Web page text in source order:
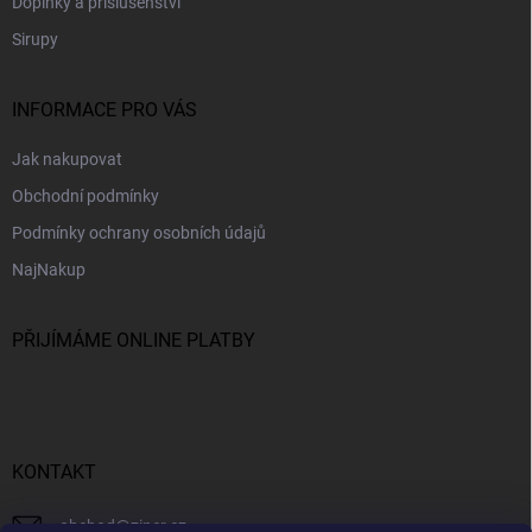
Sirupy
INFORMACE PRO VÁS
Jak nakupovat
Obchodní podmínky
Podmínky ochrany osobních údajů
NajNakup
PŘIJÍMÁME ONLINE PLATBY
KONTAKT
obchod@ziner.cz